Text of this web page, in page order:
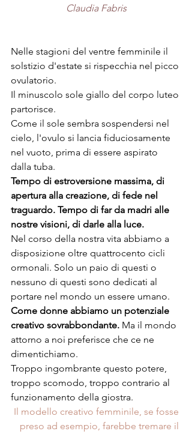
Claudia Fabris
Nelle stagioni del ventre femminile il
solstizio d'estate si rispecchia nel picco
ovulatorio.
Il minuscolo sole giallo del corpo luteo
partorisce.
Come il sole sembra sospendersi nel
cielo, l'ovulo si lancia fiduciosamente
nel vuoto, prima di essere aspirato
dalla tuba.
Tempo di estroversione massima, di
apertura alla creazione, di fede nel
traguardo. Tempo di far da madri alle
nostre visioni, di darle alla luce.
Nel corso della nostra vita abbiamo a
disposizione oltre quattrocento cicli
ormonali. Solo un paio di questi o
nessuno di questi sono dedicati al
portare nel mondo un essere umano.
Come donne abbiamo un potenziale
creativo sovrabbondante. Ma il mondo
attorno a noi preferisce che ce ne
dimentichiamo.
Troppo ingombrante questo potere,
troppo scomodo, troppo contrario al
funzionamento della giostra.
Il modello creativo femminile, se fosse
preso ad esempio, farebbe tremare il